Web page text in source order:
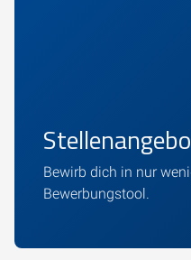
Bewirb dich in nur
Bewerbungstool.